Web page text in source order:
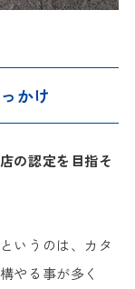
かけ
の認定を目指そ
いうのは、カタ
やる事が多く